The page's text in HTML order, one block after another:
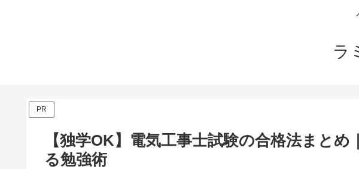
ラ
PR
【独学OK】電気工事士試験の合格法まと
る勉強術